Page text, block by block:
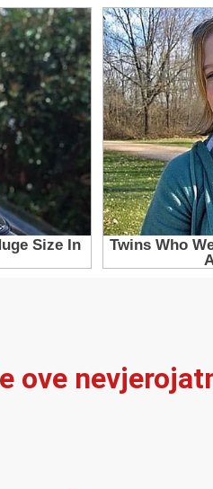
ove